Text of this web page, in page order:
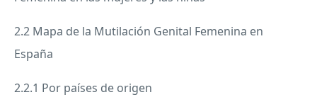
2.2 Mapa de la Mutilación Genital Femenina en
España
2.2.1 Por países de origen